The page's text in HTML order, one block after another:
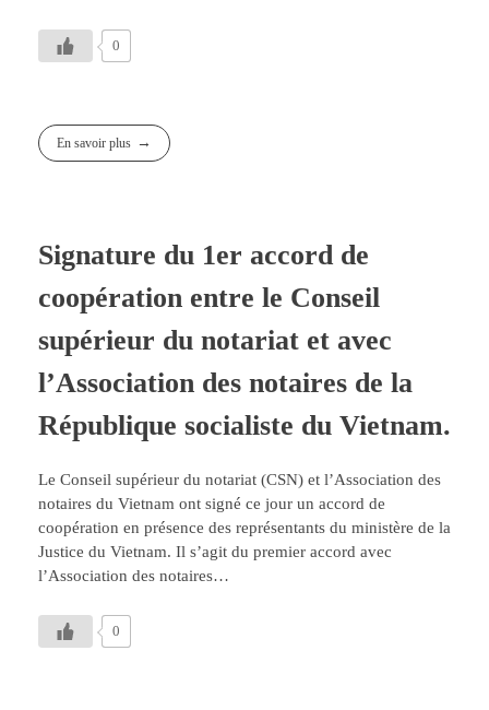
0
En savoir plus
Signature du 1er accord de
coopération entre le Conseil
supérieur du notariat et avec
l’Association des notaires de la
République socialiste du Vietnam.
Le Conseil supérieur du notariat (CSN) et l’Association des
notaires du Vietnam ont signé ce jour un accord de
coopération en présence des représentants du ministère de la
Justice du Vietnam. Il s’agit du premier accord avec
l’Association des notaires…
0